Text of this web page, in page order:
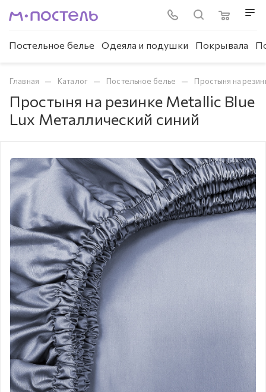
Постельное белье Одеяла и подушки Покрывала
Главная — Каталог — Постельное белье — Простыня на
Простыня на резинке Metallic Blue
Lux Металлический синий